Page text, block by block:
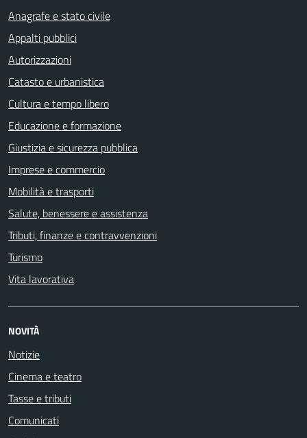
Anagrafe e stato civile
Appalti pubblici
Autorizzazioni
Catasto e urbanistica
Cultura e tempo libero
Educazione e formazione
Giustizia e sicurezza pubblica
Imprese e commercio
Mobilità e trasporti
Salute, benessere e assistenza
Tributi, finanze e contravvenzioni
Turismo
Vita lavorativa
NOVITÀ
Notizie
Cinema e teatro
Tasse e tributi
Comunicati